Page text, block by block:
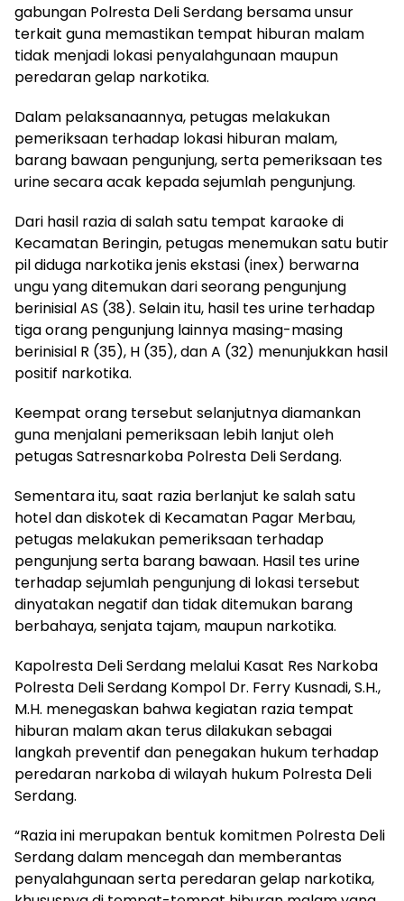
gabungan Polresta Deli Serdang bersama unsur
terkait guna memastikan tempat hiburan malam
tidak menjadi lokasi penyalahgunaan maupun
peredaran gelap narkotika.
Dalam pelaksanaannya, petugas melakukan
pemeriksaan terhadap lokasi hiburan malam,
barang bawaan pengunjung, serta pemeriksaan tes
urine secara acak kepada sejumlah pengunjung.
Dari hasil razia di salah satu tempat karaoke di
Kecamatan Beringin, petugas menemukan satu butir
pil diduga narkotika jenis ekstasi (inex) berwarna
ungu yang ditemukan dari seorang pengunjung
berinisial AS (38). Selain itu, hasil tes urine terhadap
tiga orang pengunjung lainnya masing-masing
berinisial R (35), H (35), dan A (32) menunjukkan hasil
positif narkotika.
Keempat orang tersebut selanjutnya diamankan
guna menjalani pemeriksaan lebih lanjut oleh
petugas Satresnarkoba Polresta Deli Serdang.
Sementara itu, saat razia berlanjut ke salah satu
hotel dan diskotek di Kecamatan Pagar Merbau,
petugas melakukan pemeriksaan terhadap
pengunjung serta barang bawaan. Hasil tes urine
terhadap sejumlah pengunjung di lokasi tersebut
dinyatakan negatif dan tidak ditemukan barang
berbahaya, senjata tajam, maupun narkotika.
Kapolresta Deli Serdang melalui Kasat Res Narkoba
Polresta Deli Serdang Kompol Dr. Ferry Kusnadi, S.H.,
M.H. menegaskan bahwa kegiatan razia tempat
hiburan malam akan terus dilakukan sebagai
langkah preventif dan penegakan hukum terhadap
peredaran narkoba di wilayah hukum Polresta Deli
Serdang.
“Razia ini merupakan bentuk komitmen Polresta Deli
Serdang dalam mencegah dan memberantas
penyalahgunaan serta peredaran gelap narkotika,